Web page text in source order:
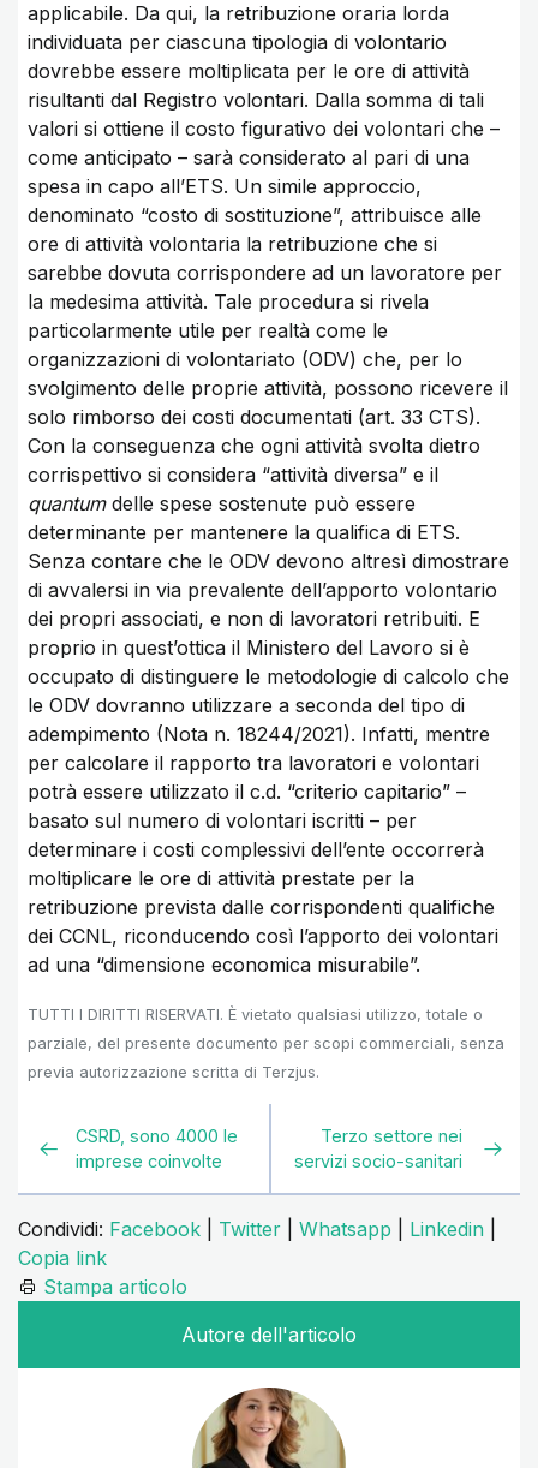
applicabile. Da qui, la retribuzione oraria lorda
individuata per ciascuna tipologia di volontario
dovrebbe essere moltiplicata per le ore di attività
risultanti dal Registro volontari. Dalla somma di tali
valori si ottiene il costo figurativo dei volontari che –
come anticipato – sarà considerato al pari di una
spesa in capo all’ETS. Un simile approccio,
denominato “costo di sostituzione”, attribuisce alle
ore di attività volontaria la retribuzione che si
sarebbe dovuta corrispondere ad un lavoratore per
la medesima attività. Tale procedura si rivela
particolarmente utile per realtà come le
organizzazioni di volontariato (ODV) che, per lo
svolgimento delle proprie attività, possono ricevere il
solo rimborso dei costi documentati (art. 33 CTS).
Con la conseguenza che ogni attività svolta dietro
corrispettivo si considera “attività diversa” e il
quantumdelle spese sostenute può essere
determinante per mantenere la qualifica di ETS.
Senza contare che le ODV devono altresì dimostrare
di avvalersi in via prevalente dell’apporto volontario
dei propri associati, e non di lavoratori retribuiti. E
proprio in quest’ottica il Ministero del Lavoro si è
occupato di distinguere le metodologie di calcolo che
le ODV dovranno utilizzare a seconda del tipo di
adempimento (Nota n. 18244/2021). Infatti, mentre
per calcolare il rapporto tra lavoratori e volontari
potrà essere utilizzato il c.d. “criterio capitario” –
basato sul numero di volontari iscritti – per
determinare i costi complessivi dell’ente occorrerà
moltiplicare le ore di attività prestate per la
retribuzione prevista dalle corrispondenti qualifiche
dei CCNL, riconducendo così l’apporto dei volontari
ad una “dimensione economica misurabile”.
TUTTI I DIRITTI RISERVATI. È vietato qualsiasi utilizzo, totale o
parziale, del presente documento per scopi commerciali, senza
previa autorizzazione scritta di Terzjus.
CSRD, sono 4000 le
imprese coinvolte
Terzo settore nei
servizi socio-sanitari
Condividi: Facebook Twitter Whatsapp Linkedin
Copia link
Stampa articolo
Autore dell'articolo